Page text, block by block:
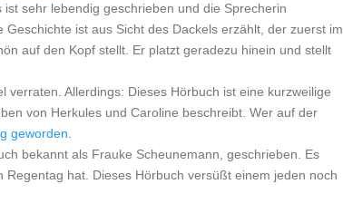
sehr lebendig geschrieben und die Sprecherin
ist aus Sicht des Dackels erzählt, der zuerst im
auf den Kopf stellt. Er platzt geradezu hinein und stellt
Allerdings: Dieses Hörbuch ist eine kurzweilige
von Herkules und Caroline beschreibt. Wer auf der
geworden
bekannt als Frauke Scheunemann, geschrieben. Es
Regentag hat. Dieses Hörbuch versüßt einem jeden noch